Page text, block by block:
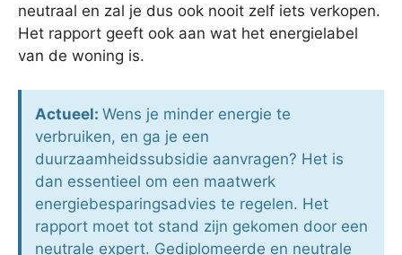
neutraal en zal je dus ook nooit zelf iets verkopen.
Het rapport geeft ook aan wat het energielabel
van de woning is.
Actueel: Wens je minder energie te
verbruiken, en ga je een
duurzaamheidssubsidie aanvragen? Het is
dan essentieel om een maatwerk
energiebesparingsadvies te regelen. Het
rapport moet tot stand zijn gekomen door een
neutrale expert. Gediplomeerde en neutrale